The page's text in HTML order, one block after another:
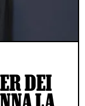
DEI
LA